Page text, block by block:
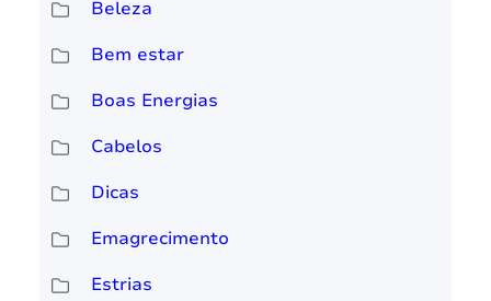
Beleza
Bem estar
Boas Energias
Cabelos
Dicas
Emagrecimento
Estrias